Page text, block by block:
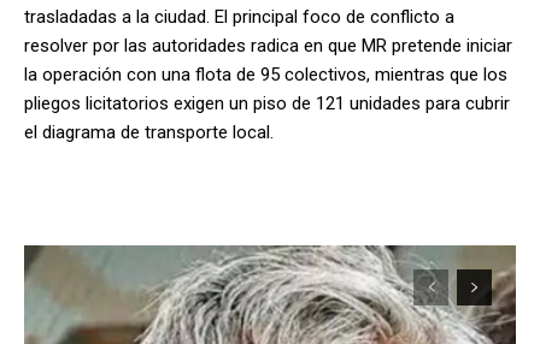
trasladadas a la ciudad. El principal foco de conflicto a
resolver por las autoridades radica en que MR pretende iniciar
la operación con una flota de 95 colectivos, mientras que los
pliegos licitatorios exigen un piso de 121 unidades para cubrir
el diagrama de transporte local.